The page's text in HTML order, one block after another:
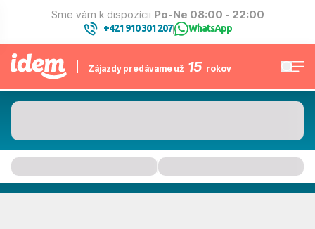
Sme vám k dispozícii Po-Ne 08:00 - 22:00
+421 910 301 207| WhatsApp
Zájazdy predávame už 15 rokov